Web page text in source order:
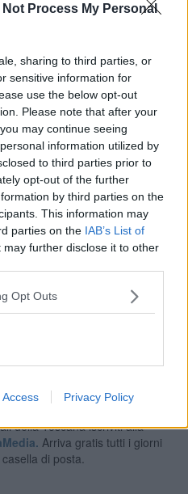
Not Process My Personal
sharing to third parties, or
sensitive information for
use the below opt-out
Please note that after your
may continue seeing
information utilized by
to third parties prior to
opt-out of the further
by third parties on the
This information may
parties on the IAB’s List of
may further disclose it to other
Opt Outs
Access Privacy Policy
in provincia di Firenze.
più economici dove fare
i prezzi dei carburantirilevati al
dello sviluppo economico
della Toscana iscriviti alla
Arriva gratis tutti i giorni
di posta.